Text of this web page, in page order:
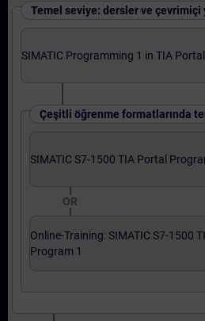
Temel seviye: dersler ve çevrimiçi
SIMATIC Programming 1 in TIA Portal
Çeşitli öğrenme formatlarında
SIMATIC S7-1500 TIA Portal
OR
Online-Training: SIMATIC S7-1500
Program 1